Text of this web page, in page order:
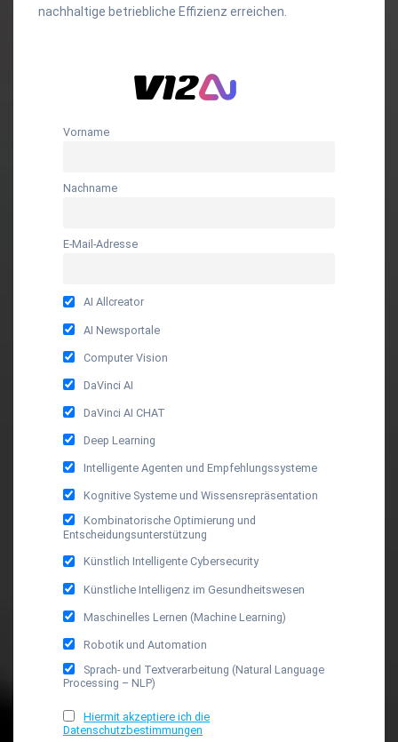
nachhaltige betriebliche Effizienz erreichen.
Vorname
Nachname
E-Mail-Adresse
AI Allcreator
AI Newsportale
Computer Vision
DaVinci AI
DaVinci AI CHAT
Deep Learning
Intelligente Agenten und Empfehlungssysteme
Kognitive Systeme und Wissensrepräsentation
Kombinatorische Optimierung und
Entscheidungsunterstützung
Künstlich Intelligente Cybersecurity
Künstliche Intelligenz im Gesundheitswesen
Maschinelles Lernen (Machine Learning)
Robotik und Automation
Sprach- und Textverarbeitung (Natural Language
Processing – NLP)
Hiermit akzeptiere ich die
Datenschutzbestimmungen